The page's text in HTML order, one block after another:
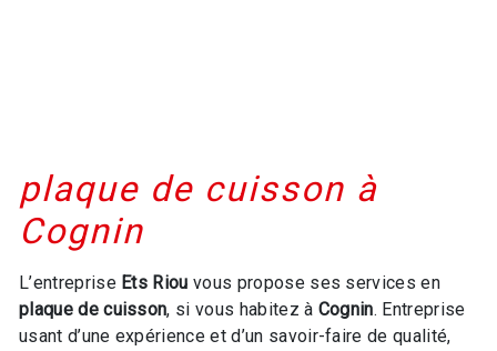
plaque de cuisson à
Cognin
L’entreprise Ets Riou vous propose ses services en
plaque de cuisson, si vous habitez à Cognin. Entreprise
usant d’une expérience et d’un savoir-faire de qualité,